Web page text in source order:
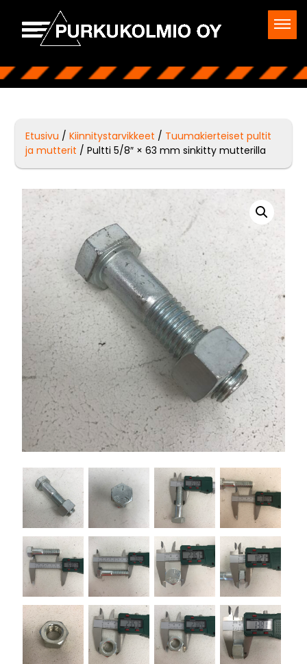
Etusivu /Kiinnitystarvikkeet / Tuumakierteiset pultit
ja mutterit / Pultti 5/8″ × 63 mm sinkitty mutterilla